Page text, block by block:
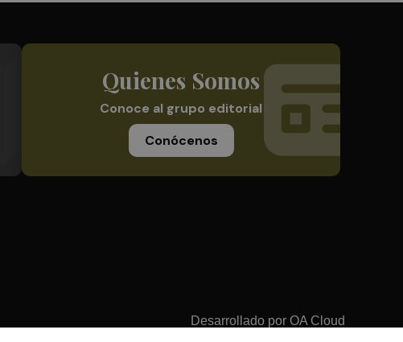
Quienes Somos
Conoce al grupo editorial
Conócenos
Desarrollado por OA Cloud